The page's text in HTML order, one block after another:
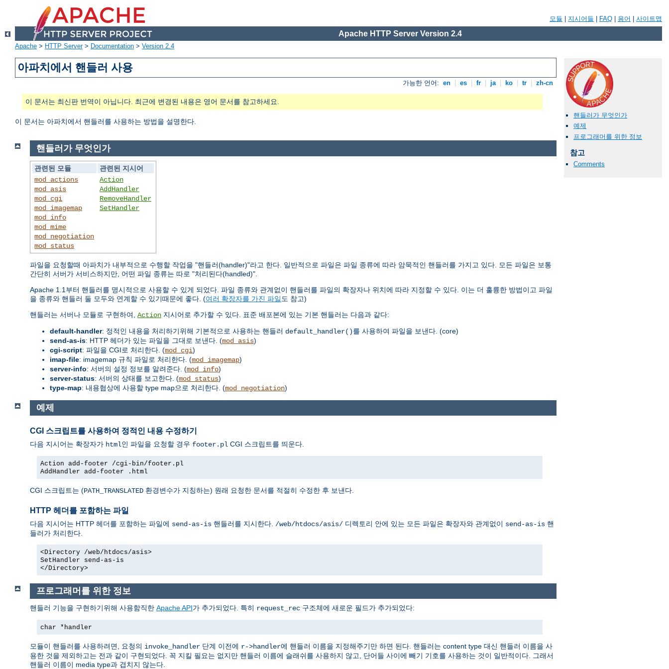
모듈 지시어들 FAQ 용어 사이트맵
Apache HTTP Server Version 2.4
Apache > HTTP Server> Documentation > Version 2.4
아파치에서 핸들러 사용
가능한 언어: en es fr ja ko tr zh-cn
이 문서는 최신판 번역이 아닙니다. 최근에 변경된 내용은 영어 문서를 참고하세요.
이 문서는 아파치에서 핸들러를 사용하는 방법을 설명한다.
핸들러가 무엇인가
예제
프로그래머를 위한 정보
참고
Comments
핸들러가 무엇인가
관련된 모듈
관련된 지시어
mod_actions
mod_asis
mod_cgi
mod_imagemap
mod_info
mod_mime
mod_negotiation
mod_status
Action
AddHandler
RemoveHandler
SetHandler
파일을 요청할때 아파치가 내부적으로 수행할 작업을 "핸들러(handler)"라고 한다. 일반적으로 파일은 파일 종류에 따라 암묵적인 핸들러를 가지고 있다. 모든 파일은 보통
간단히 서버가 서비스하지만, 어떤 파일 종류는 따로 "처리된다(handled)".
Apache 1.1부터 핸들러를 명시적으로 사용할 수 있게 되었다. 파일 종류와 관계없이 핸들러를 파일의 확장자나 위치에 따라 지정할 수 있다. 이는 더 훌륭한 방법이고 파일
을 종류와 핸들러 둘 모두와 연계할 수 있기때문에 좋다. (여러 확장자를 가진 파일 도 참고)
핸들러는 서버나 모듈로 구현하여, Action 지시어로 추가할 수 있다. 표준 배포본에 있는 기본 핸들러는 다음과 같다:
default-handler: 정적인 내용을 처리하기위해 기본적으로 사용하는 핸들러 default_handler()를 사용하여 파일을 보낸다. (core)
send-as-is: HTTP 헤더가 있는 파일을 그대로 보낸다. (mod_asis)
cgi-script: 파일을 CGI로 처리한다. (mod_cgi)
imap-file: imagemap 규칙 파일로 처리한다. (mod_imagemap)
server-info: 서버의 설정 정보를 알려준다. (mod_info)
server-status: 서버의 상태를 보고한다. (mod_status)
type-map: 내용협상에 사용할 type map으로 처리한다. (mod_negotiation)
예제
CGI 스크립트를 사용하여 정적인 내용 수정하기
다음 지시어는 확장자가 html인 파일을 요청할 경우 footer.pl CGI 스크립트를 띄운다.
Action add-footer /cgi-bin/footer.pl
AddHandler add-footer .html
CGI 스크립트는 (PATH_TRANSLATED 환경변수가 지칭하는) 원래 요청한 문서를 적절히 수정한 후 보낸다.
HTTP 헤더를 포함하는 파일
다음 지시어는 HTTP 헤더를 포함하는 파일에 send-as-is 핸들러를 지시한다. /web/htdocs/asis/ 디렉토리 안에 있는 모든 파일은 확장자와 관계없이 send-as-is 핸
들러가 처리한다.
<Directory /web/htdocs/asis>
SetHandler send-as-is
</Directory>
프로그래머를 위한 정보
핸들러 기능을 구현하기위해 사용함직한 Apache API가 추가되었다. 특히 request_rec 구조체에 새로운 필드가 추가되었다:
char *handler
모듈이 핸들러를 사용하려면, 요청의 invoke_handler 단계 이전에 r->handler에 핸들러 이름을 지정해주기만 하면 된다. 핸들러는 content type 대신 핸들러 이름을 사
용한 것을 제외하고는 전과 같이 구현되었다. 꼭 지킬 필요는 없지만 핸들러 이름에 슬래쉬를 사용하지 않고, 단어들 사이에 빼기 기호를 사용하는 것이 일반적이다. 그래서
핸들러 이름이 media type과 겹치지 않는다.